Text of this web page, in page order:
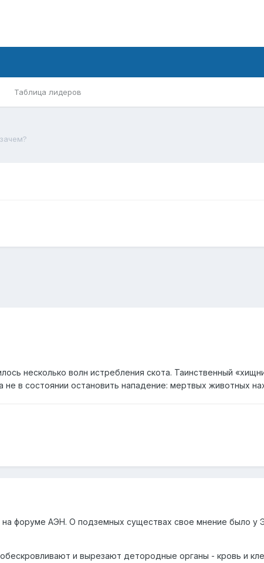
Таблица лидеров
несколько волн истребления скота. Таинственный
не в состоянии остановить нападение: мертвых животных
форуме АЭН. О подземных существах свое мнение было у
и вырезают детородные органы - кровь и